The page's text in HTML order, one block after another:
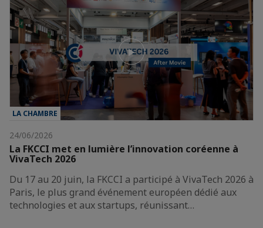
LA CHAMBRE
24/06/2026
La FKCCI met en lumière l’innovation coréenne à
VivaTech 2026
Du 17 au 20 juin, la FKCCI a participé à VivaTech 2026 à
Paris, le plus grand événement européen dédié aux
technologies et aux startups, réunissant…